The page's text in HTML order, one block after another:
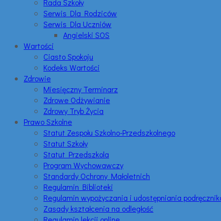
Rada Szkoły
Serwis Dla Rodziców
Serwis Dla Uczniów
Angielski SOS
Wartości
Ciasto Spokoju
Kodeks Wartości
Zdrowie
Miesięczny Terminarz
Zdrowe Odżywianie
Zdrowy Tryb Życia
Prawo Szkolne
Statut Zespołu Szkolno-Przedszkolnego
Statut Szkoły
Statut Przedszkola
Program Wychowawczy
Standardy Ochrony Małoletnich
Regulamin Biblioteki
Regulamin wypożyczania i udostępniania
Zasady kształcenia na odległość